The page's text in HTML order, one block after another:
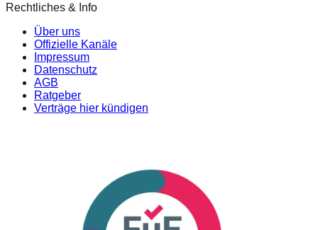
Rechtliches & Info
Über uns
Offizielle Kanäle
Impressum
Datenschutz
AGB
Ratgeber
Verträge hier kündigen